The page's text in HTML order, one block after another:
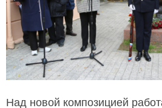
Над новой композицией